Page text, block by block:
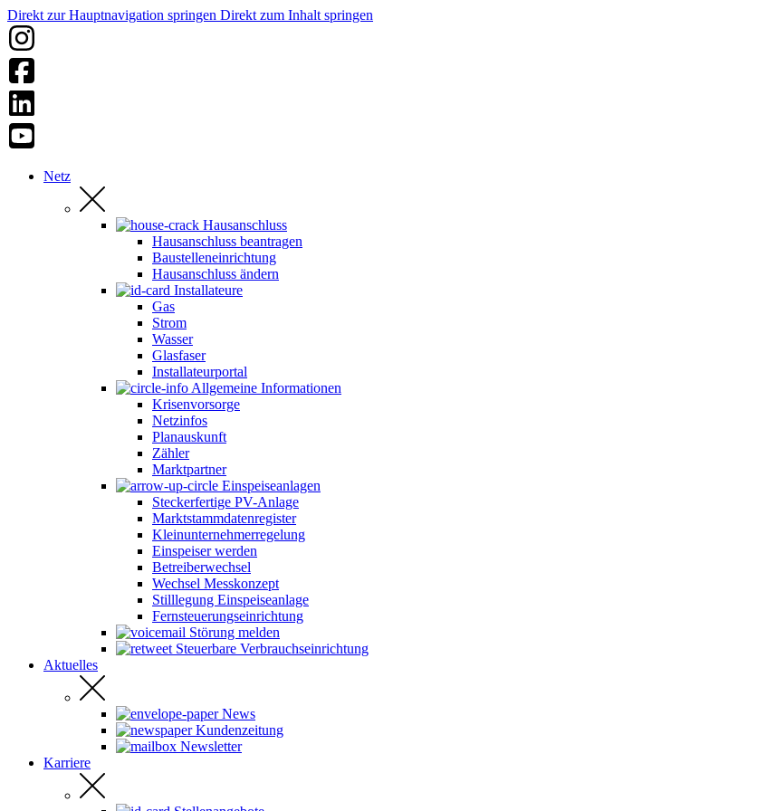
Direkt zur Hauptnavigation springen Direkt zum Inhalt springen
Netz
Hausanschluss
Hausanschluss beantragen
Baustelleneinrichtung
Hausanschluss ändern
Installateure
Gas
Strom
Wasser
Glasfaser
Installateurportal
Allgemeine Informationen
Krisenvorsorge
Netzinfos
Planauskunft
Zähler
Marktpartner
Einspeiseanlagen
Steckerfertige PV-Anlage
Marktstammdatenregister
Kleinunternehmerregelung
Einspeiser werden
Betreiberwechsel
Wechsel Messkonzept
Stilllegung Einspeiseanlage
Fernsteuerungseinrichtung
Störung melden
Steuerbare Verbrauchseinrichtung
Aktuelles
News
Kundenzeitung
Newsletter
Karriere